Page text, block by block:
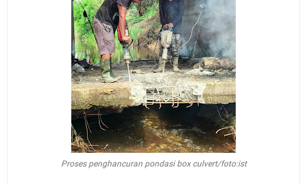
Proses penghancuran pondasi box culvert/foto:ist